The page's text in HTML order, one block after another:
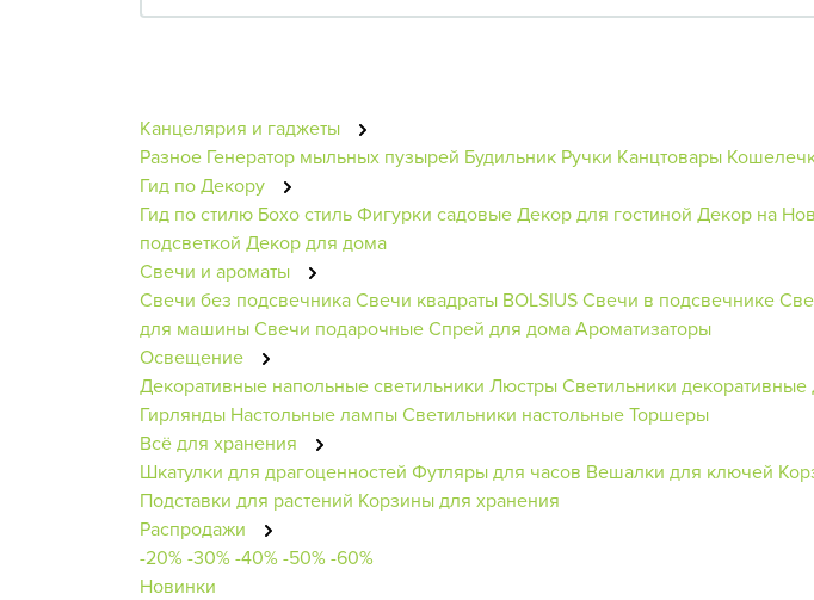
Канцелярия и гаджеты
Разное Генератор мыльных пузырей Будильник Ручки Канцтовары
Гид по Декору
Гид по стилю Бохо стильФигурки садовыеДекор для гостиной Декор на
подсветкой Декор для дома
Свечи и ароматы
Свечи без подсвечникаСвечи квадраты BOLSIUSСвечи в подсвечнике
для машиныСвечи подарочныеСпрей для домаАроматизаторы
Освещение
Декоративные напольные светильники ЛюстрыСветильники декоративные
Гирлянды Настольные лампыСветильники настольныеТоршеры
Всё для хранения
Шкатулки для драгоценностей Футляры для часов Вешалки для ключей
Подставки для растений Корзины для хранения
Распродажи
-20%-30%-40%-50%-60%
Новинки